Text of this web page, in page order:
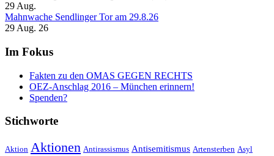
29 Aug.
Mahnwache Sendlinger Tor am 29.8.26
29 Aug. 26
Im Fokus
Fakten zu den OMAS GEGEN RECHTS
OEZ-Anschlag 2016 – München erinnern!
Spenden?
Stichworte
Aktion Aktionen Antirassismus Antisemitismus Artensterben Asyl